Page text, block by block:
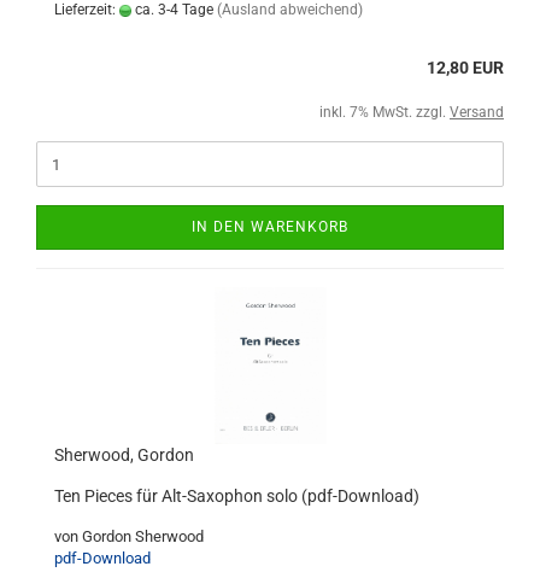
Lieferzeit:
ca. 3-4 Tage (Ausland abweichend)
12,80 EUR
inkl. 7% MwSt. zzgl. Versand
IN DEN WARENKORB
Sherwood, Gordon
Ten Pieces für Alt-Saxophon solo (pdf-Download)
von Gordon Sherwood
pdf-Download